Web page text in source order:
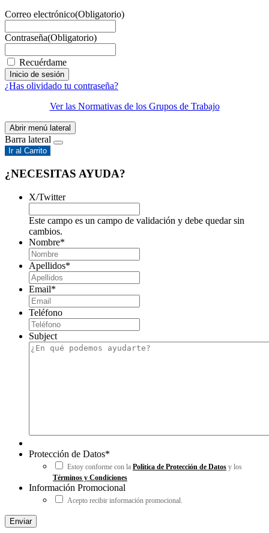
Correo electrónico(Obligatorio)
Contraseña(Obligatorio)
Recuérdame
¿Has olividado tu contraseña?
Ver las Normativas de los Grupos de Trabajo
Abrir menú lateral
Barra lateral
Ir al Carrito
¿NECESITAS AYUDA?
X/Twitter
Este campo es un campo de validación y debe quedar sin
cambios.
Nombre*
Apellidos*
Email*
Teléfono
Subject
Protección de Datos*
Estoy conforme con la Política de Protección de Datos y los
Términos y Condiciones
Información Promocional
Acepto recibir información promocional.